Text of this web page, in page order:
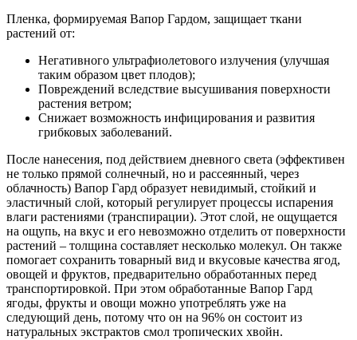
Пленка, формируемая Вапор Гардом, защищает ткани
растений от:
Негативного ультрафиолетового излучения (улучшая
таким образом цвет плодов);
Повреждений вследствие высушивания поверхности
растения ветром;
Снижает возможность инфицирования и развития
грибковых заболеваний.
После нанесения, под действием дневного света (эффективен
не только прямой солнечный, но и рассеянный, через
облачность) Вапор Гард образует невидимый, стойкий и
эластичный слой, который регулирует процессы испарения
влаги растениями (транспирации). Этот слой, не ощущается
на ощупь, на вкус и его невозможно отделить от поверхности
растений – толщина составляет несколько молекул. Он также
помогает сохранить товарный вид и вкусовые качества ягод,
овощей и фруктов, предварительно обработанных перед
транспортировкой. При этом обработанные Вапор Гард
ягоды, фрукты и овощи можно употреблять уже на
следующий день, потому что он на 96% он состоит из
натуральных экстрактов смол тропических хвойн.